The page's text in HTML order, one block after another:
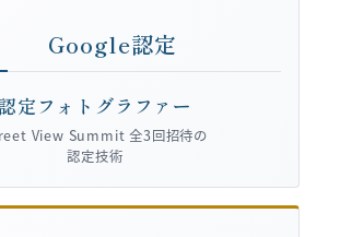
Google認定
認定フォトグラファー
View Summit 全3回招待の
認定技術